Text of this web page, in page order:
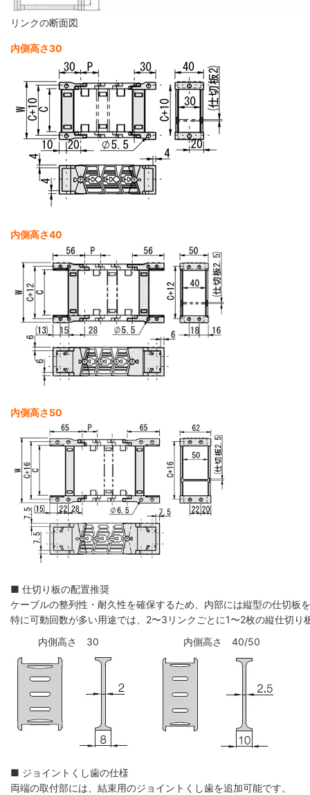
リンクの断面図
内側高さ30
内側高さ40
内側高さ50
■ 仕切り板の配置推奨
ケーブルの整列性・耐久性を確保するため、内部には縦型の仕切板
特に可動回数が多い用途では、2〜3リンクごとに1〜2枚の縦仕切
内側高さ 30
内側高さ 40/50
■ ジョイントくし歯の仕様
両端の取付部には、結束用のジョイントくし歯を追加可能です。